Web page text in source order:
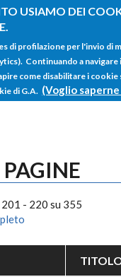
USIAMO DEI
di profilazione per l'invio di
Continuando a
come disabilitare i
di G.A. (Voglio
- 220 su 355